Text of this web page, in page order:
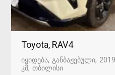
Toyota, RAV4
იყიდება განბაჟებული 2019
კმ თბილისი